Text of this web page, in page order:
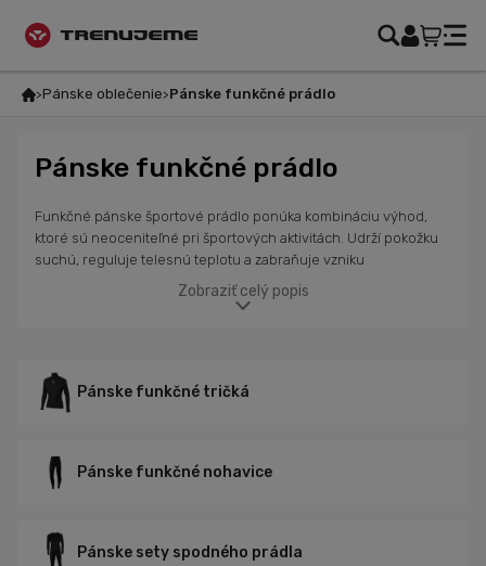
Pánske oblečenie Pánske funkčné prádlo
Pánske funkčné prádlo
Funkčné pánske športové prádlo ponúka kombináciu výhod,
ktoré sú neoceniteľné pri športových aktivitách. Udrží pokožku
suchú, reguluje telesnú teplotu a zabraňuje vzniku
nepríjemného zápachu. Vďaka termoregulačným vlastnostiam
prádlo efektívne reaguje na potreby tela v závislosti od
prispôsobené postave, rýchlo odvádza vlhkosť a je vhodné aj
na najteplejšie dni. V ponuke máme tričká s krátkym aj dlhým
rukávom, nohavice, kompresné ponožky a ďalšie kúsky od
rôznych farbách, strihoch a dizajnoch.
Zobraziť celý popis
Pánske funkčné tričká
Pánske funkčné nohavice
Pánske sety spodného prádla